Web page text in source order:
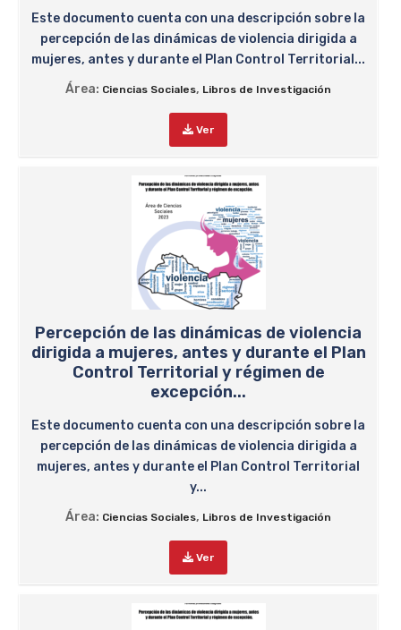
Este documento cuenta con una descripción sobre la
percepción de las dinámicas de violencia dirigida a
mujeres, antes y durante el Plan Control Territorial...
Área: Ciencias Sociales, Libros de Investigación
Ver
Percepción de las dinámicas de violencia
dirigida a mujeres, antes y durante el Plan
Control Territorial y régimen de
excepción...
Este documento cuenta con una descripción sobre la
percepción de las dinámicas de violencia dirigida a
mujeres, antes y durante el Plan Control Territorial
y...
Área: Ciencias Sociales, Libros de Investigación
Ver